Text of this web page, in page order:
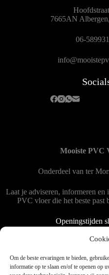
Om de beste ervaringen te bieden,
informatie op te slaan en/of te openen op
7665AN
06-
Mooiste PVC
Onderdeel van ter
Laat je adviseren, informeren en
PVC vloer die het beste past
Openingstijden
Dinsdag tot en met
Zaterdag 9:00